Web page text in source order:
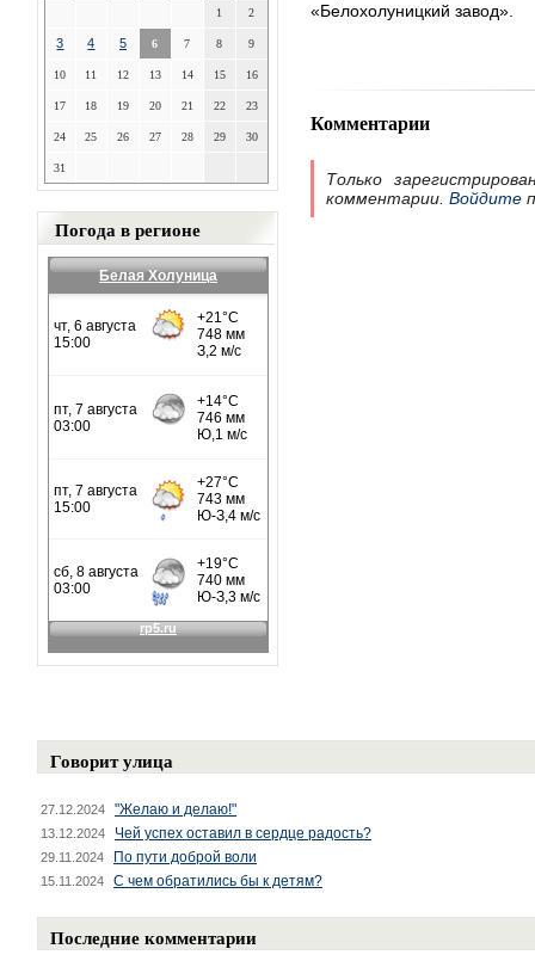
1 2
3 4 5 6 7 8 9
10 11 12 13 14 15 16
17 18 19 20 21 22 23
24 25 26 27 28 29 30
31
Погода в регионе
Белая Холуница
«Белохолуницкий завод».
Комментарии
Только
комментарии. Войдите
Говорит улица
27.12.2024 "Желаю и делаю!"
13.12.2024 Чей успех оставил в сердце радость?
29.11.2024 По пути доброй воли
15.11.2024 С чем обратились бы к детям?
Последние комментарии